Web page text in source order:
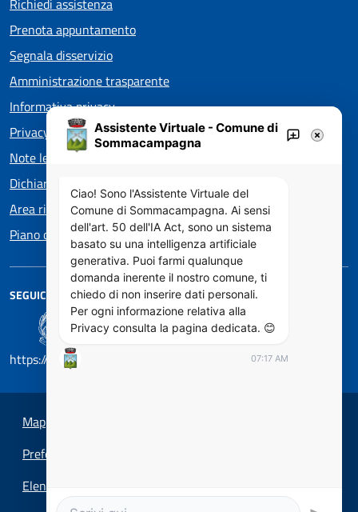
Richiedi assistenza
Prenota appuntamento
Segnala disservizio
Amministrazione trasparente
Informativa privacy
Privacy policy EOS
Note legali
Dichiarazione di accessibilità
Area riservata
Piano di Miglioramento dei servizi
SEGUICI SU
https://designers.italia.it/
Mappa del sito
Preferenze cookie
Elenco Siti Tematici
Assistente Virtuale - Comune di
Sommacampagna
Ciao! Sono l'Assistente Virtuale del
Comune di Sommacampagna. Ai sensi
dell'art. 50 dell'IA Act, sono un sistema
basato su una intelligenza artificiale
generativa. Puoi farmi qualunque
domanda inerente il nostro comune, ti
chiedo di non inserire dati personali.
Per ogni informazione relativa alla
Privacy consulta la pagina dedicata. 😊
07:17 AM